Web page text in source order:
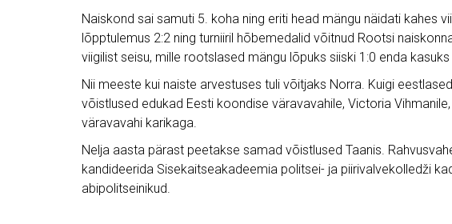
Naiskond sai samuti 5. koha ning eriti head mängu näidati kahes
lõpptulemus 2:2 ning turniiril hõbemedalid võitnud Rootsi
viigilist seisu, mille rootslased mängu lõpuks siiski 1:0 enda
Nii meeste kui naiste arvestuses tuli võitjaks Norra. Kuigi
võistlused edukad Eesti koondise väravavahile, Victoria
väravavahi karikaga.
Nelja aasta pärast peetakse samad võistlused Taanis.
kandideerida Sisekaitseakadeemia politsei- ja piirivalvekolledži
abipolitseinikud.